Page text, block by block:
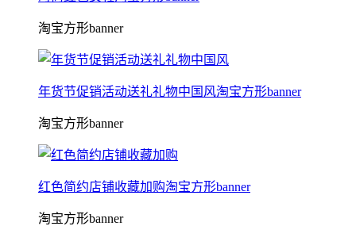
淘宝方形banner
年货节促销活动送礼礼物中国风淘宝方形banner
淘宝方形banner
红色简约店铺收藏加购淘宝方形banner
淘宝方形banner